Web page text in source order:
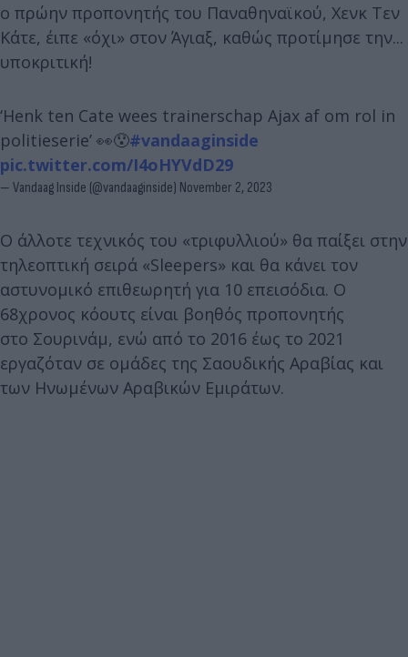
ο πρώην προπονητής του Παναθηναϊκού, Χενκ Τεν
Κάτε, έιπε «όχι» στον Άγιαξ, καθώς προτίμησε την...
υποκριτική!
‘Henk ten Cate wees trainerschap Ajax af om rol in
politieserie’ 👀😯#vandaaginside
pic.twitter.com/I4oHYVdD29
— Vandaag Inside (@vandaaginside) November 2, 2023
Ο άλλοτε τεχνικός του «τριφυλλιού» θα παίξει στην
τηλεοπτική σειρά «Sleepers» και θα κάνει τον
αστυνομικό επιθεωρητή για 10 επεισόδια. O
68χρονος κόουτς είναι βοηθός προπονητής
στο Σουρινάμ, ενώ από το 2016 έως το 2021
εργαζόταν σε ομάδες της Σαουδικής Αραβίας και
των Ηνωμένων Αραβικών Εμιράτων.